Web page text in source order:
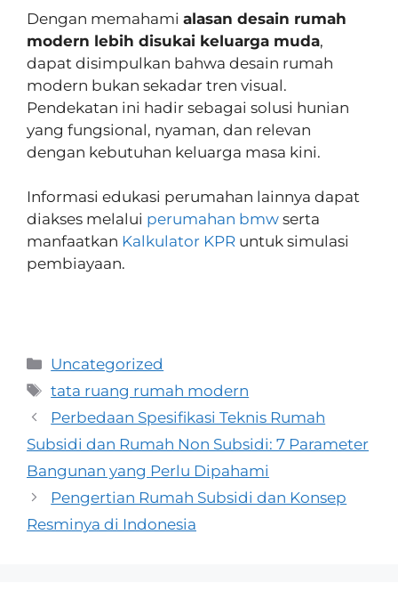
Dengan memahami alasan desain rumah
modern lebih disukai keluarga muda,
dapat disimpulkan bahwa desain rumah
modern bukan sekadar tren visual.
Pendekatan ini hadir sebagai solusi hunian
yang fungsional, nyaman, dan relevan
dengan kebutuhan keluarga masa kini.
Informasi edukasi perumahan lainnya dapat
diakses melalui perumahan bmw serta
manfaatkan Kalkulator KPR untuk simulasi
pembiayaan.
Uncategorized
tata ruang rumah modern
Perbedaan Spesifikasi Teknis Rumah
Subsidi dan Rumah Non Subsidi: 7 Parameter
Bangunan yang Perlu Dipahami
Pengertian Rumah Subsidi dan Konsep
Resminya di Indonesia